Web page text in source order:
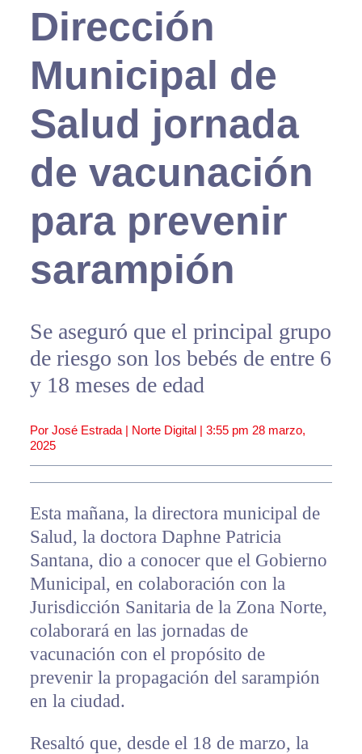
Dirección
Municipal de
Salud jornada
de vacunación
para prevenir
sarampión
Se aseguró que el principal grupo
de riesgo son los bebés de entre 6
y 18 meses de edad
Por José Estrada | Norte Digital | 3:55 pm 28 marzo,
2025
Esta mañana, la directora municipal de
Salud, la doctora Daphne Patricia
Santana, dio a conocer que el Gobierno
Municipal, en colaboración con la
Jurisdicción Sanitaria de la Zona Norte,
colaborará en las jornadas de
vacunación con el propósito de
prevenir la propagación del sarampión
en la ciudad.
Resaltó que, desde el 18 de marzo, la